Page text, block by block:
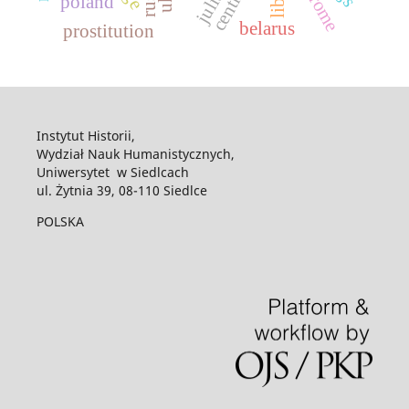
prostitution belarus
Instytut Historii,
Wydział Nauk Humanistycznych,
Uniwersytet w Siedlcach
ul. Żytnia 39, 08-110 Siedlce
POLSKA